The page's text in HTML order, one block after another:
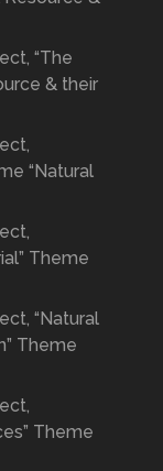
“The
& their
“Natural
Theme
“Natural
Theme
Theme